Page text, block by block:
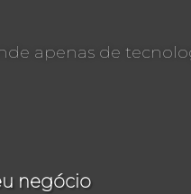
apenas de
negócio